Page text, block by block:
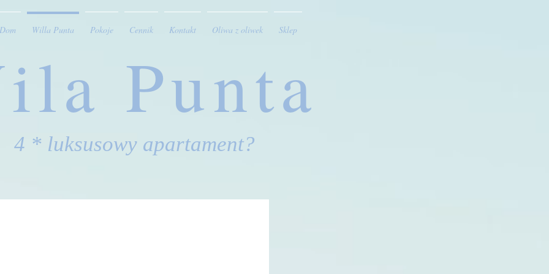
Dom Willa Punta Pokoje Cennik Kontakt Oliwa z oliwek Sklep
Punta
4 * luksusowy apartament?